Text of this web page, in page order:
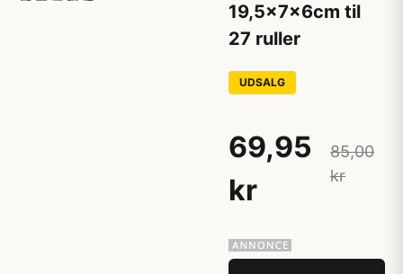
19,5x7x6cm til
27 ruller
UDSALG
69,95
kr
85,00
kr